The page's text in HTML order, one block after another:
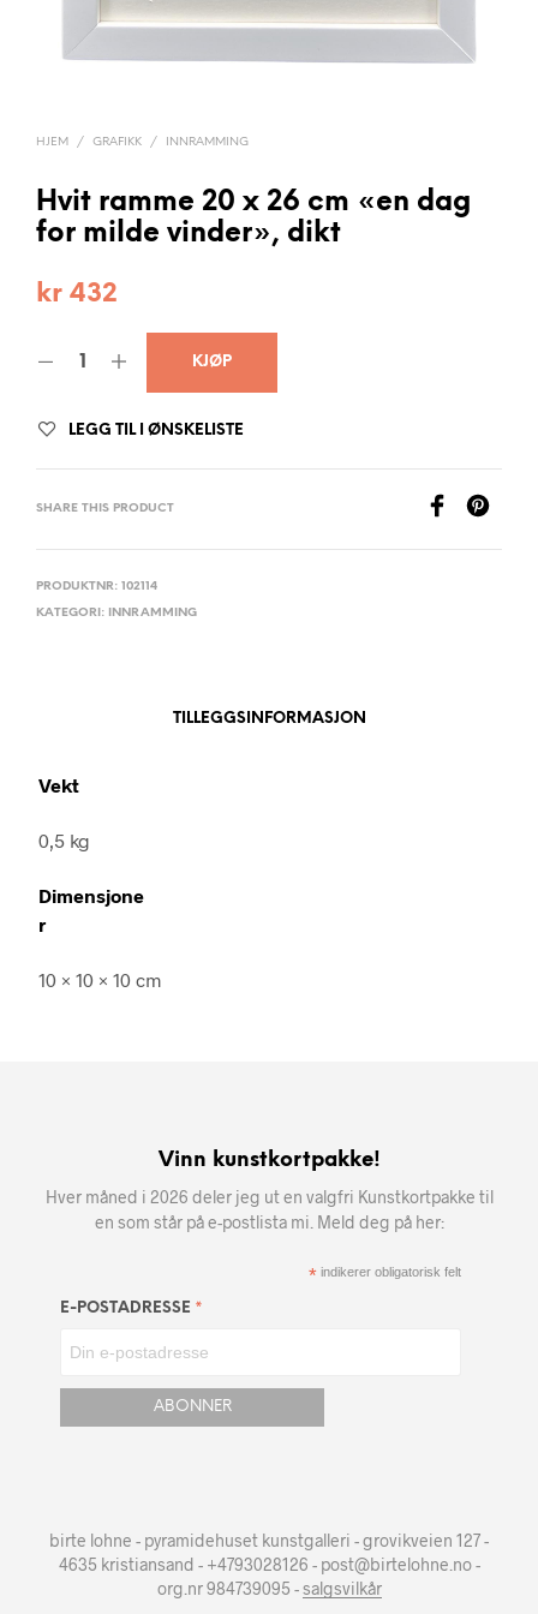
HJEM / GRAFIKK / INNRAMMING
Hvit ramme 20 x 26 cm «en dag
for milde vinder», dikt
kr 432
KJØP
LEGG TIL I ØNSKELISTE
SHARE THIS PRODUCT
PRODUKTNR: 102114
KATEGORI:
INNRAMMING
TILLEGGSINFORMASJON
Vekt
0,5 kg
Dimensjone
r
10 × 10 × 10 cm
Vinn kunstkortpakke!
Hver måned i 2026 deler jeg ut en valgfri Kunstkortpakke til
en som står på e-postlista mi. Meld deg på her:
* indikerer obligatorisk felt
E-POSTADRESSE *
birte lohne - pyramidehuset kunstgalleri - grovikveien 127 -
4635 kristiansand - +4793028126 - post@birtelohne.no -
org.nr 984739095 -salgsvilkår